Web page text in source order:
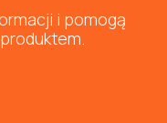
i pomogą